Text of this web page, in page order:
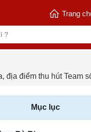
Trang
địa điểm thu hút Team
Mục lục